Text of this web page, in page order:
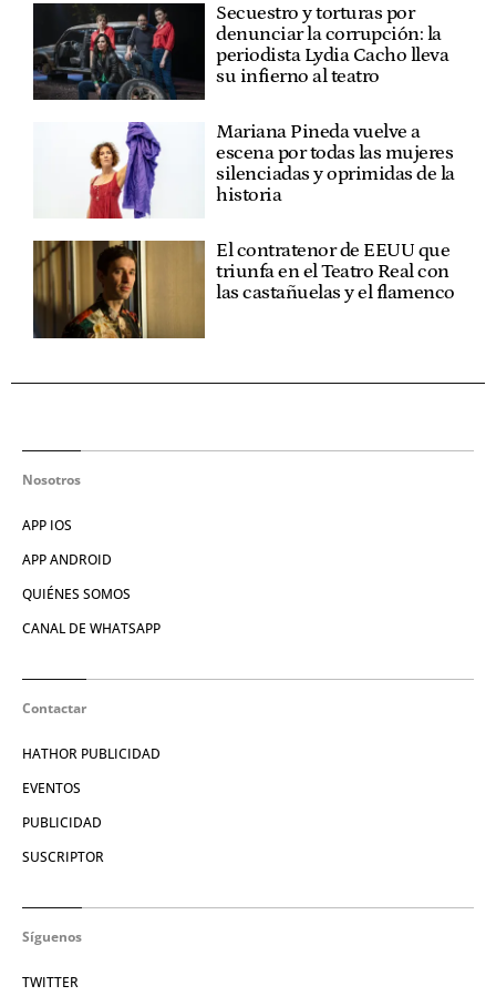
Secuestro y torturas por
denunciar la corrupción: la
periodista Lydia Cacho lleva
su infierno al teatro
Mariana Pineda vuelve a
escena por todas las mujeres
silenciadas y oprimidas de la
historia
El contratenor de EEUU que
triunfa en el Teatro Real con
las castañuelas y el flamenco
Nosotros
APP IOS
APP ANDROID
QUIÉNES SOMOS
CANAL DE WHATSAPP
Contactar
HATHOR PUBLICIDAD
EVENTOS
PUBLICIDAD
SUSCRIPTOR
Síguenos
TWITTER